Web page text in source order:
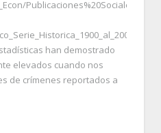
Publicaciones%20Sociales/
han demostrado
elevados cuando nos
de crímenes reportados a